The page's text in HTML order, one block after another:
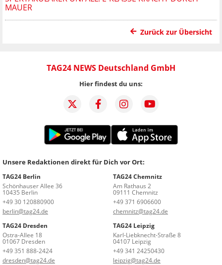
MAUER
Zurück zur Übersicht
TAG24 NEWS Deutschland GmbH
Hier findest du uns:
Unsere Redaktionen direkt für Dich vor Ort:
TAG24 Berlin
Schönhauser Allee 36
10435 Berlin
+49 30 120880900
berlin@tag24.de
TAG24 Chemnitz
Am Rathaus 2
09111 Chemnitz
+49 371 6906600
chemnitz@tag24.de
TAG24 Dresden
Ostra-Allee 18
01067 Dresden
+49 351 888-2424
dresden@tag24.de
TAG24 Leipzig
Karl-Liebknecht-Straße 8
04107 Leipzig
+49 341 24250430
leipzig@tag24.de